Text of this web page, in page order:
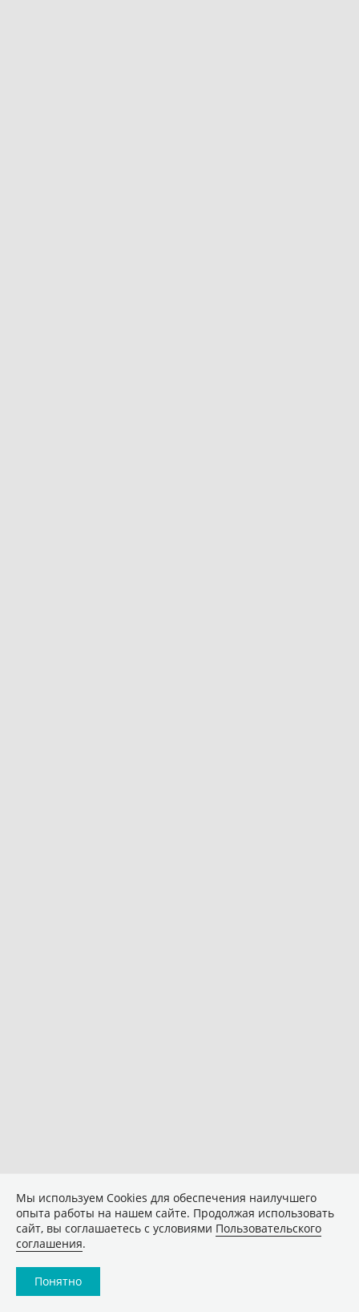
Мы используем Сookies для обеспечения наилучшего
опыта работы на нашем сайте. Продолжая использовать
сайт, вы соглашаетесь с условиями Пользовательского
соглашения.
Понятно